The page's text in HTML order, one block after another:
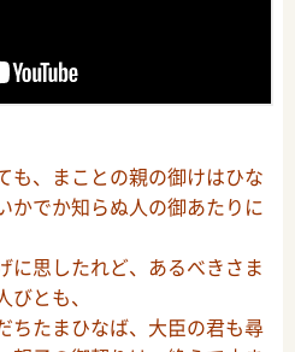
も、まことの親の御けはひな
かでか知らぬ人の御あたりに
思したれど、あるべきさま
とも、
ちたまひなば、大臣の君も尋